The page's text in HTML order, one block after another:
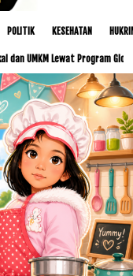
POLITIK KESEHATAN
Lewat Program Glorious Golo